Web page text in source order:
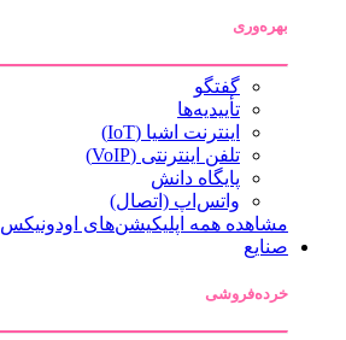
بهره‌وری
گفتگو
تأییدیه‌ها
اینترنت اشیا (IoT)
تلفن اینترنتی (VoIP)
پایگاه دانش
واتس‌اپ (اتصال)
مشاهده همه اپلیکیشن‌های اودونیکس
صنایع
خرده‌فروشی